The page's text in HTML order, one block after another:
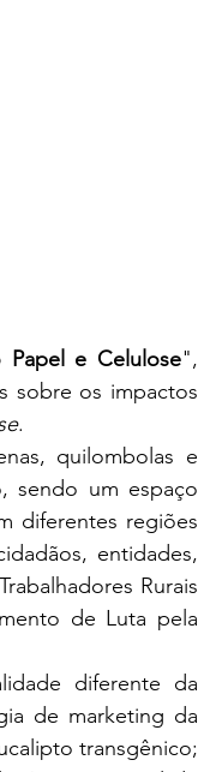
e Celulose",
sobre os impactos
.
quilombolas e
sendo um espaço
diferentes regiões
entidades,
Rurais
de Luta pela
de marketing da
transgênico;